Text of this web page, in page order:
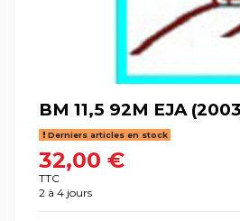
BM 11,5 92M EJA
Derniers articles en stock
32,00 €
TTC
2 à 4 jours